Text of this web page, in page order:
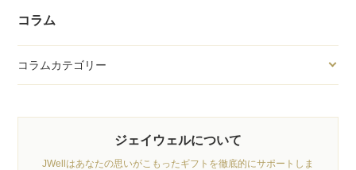
コラム
コラムカテゴリー
ジェイウェルについて
JWellはあなたの思いがこもったギフトを徹底的にサポートしま